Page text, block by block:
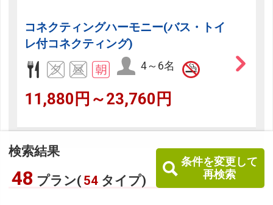
検索結果
48 プラン( 54 タイプ)
条件を変更して
再検索
コネクティングハーモニー(バス・トイ
レ付コネクティング)
4～6名
11,880円～23,760円